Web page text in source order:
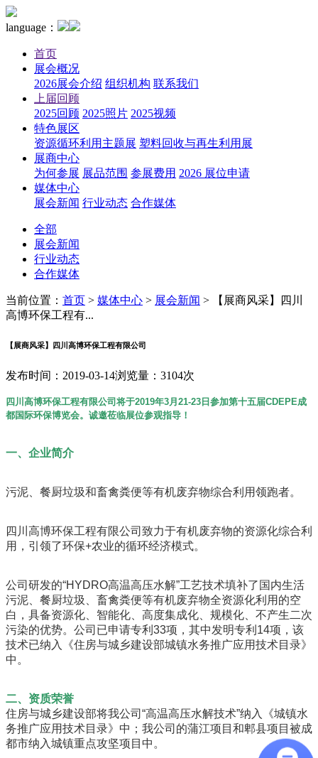
language：
首页
展会概况
2026展会介绍 组织机构 联系我们
上届回顾
2025回顾 2025照片 2025视频
特色展区
资源循环利用主题展 塑料回收与再生利用展
展商中心
为何参展 展品范围 参展费用 2026 展位申请
媒体中心
展会新闻 行业动态 合作媒体
全部
展会新闻
行业动态
合作媒体
当前位置： 首页 > 媒体中心 > 展会新闻 >
【展商风采】四川
高博环保工程有...
【展商风采】四川高博环保工程有限公司
发布时间：2019-03-14浏览量：3104次
四川高博环保工程有限公司将于2019年3月21-23日参加第十五届CDEPE成
都国际环保博览会。诚邀莅临展位参观指导！
一、企业简介
污泥、餐厨垃圾和畜禽粪便等有机废弃物综合利用领跑者。
四川高博环保工程有限公司致力于有机废弃物的资源化综合利
用，引领了环保+农业的循环经济模式。
公司研发的“HYDRO高温高压水解”工艺技术填补了国内生活
污泥、餐厨垃圾、畜禽粪便等有机废弃物全资源化利用的空
白，具备资源化、智能化、高度集成化、规模化、不产生二次
污染的优势。公司已申请专利33项，其中发明专利14项，该
技术已纳入《住房与城乡建设部城镇水务推广应用技术目录》
中。
二、资质荣誉
住房与城乡建设部将我公司“高温高压水解技术”纳入《城镇水
务推广应用技术目录》中；我公司的蒲江项目和郫县项目被成
都市纳入城镇重点攻坚项目中。